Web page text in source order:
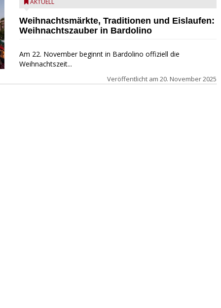
AKTUELL
Weihnachtsmärkte, Traditionen und Eislaufen:
Weihnachtszauber in Bardolino
Am 22. November beginnt in Bardolino offiziell die
Weihnachtszeit...
Veröffentlicht am 20. November 2025